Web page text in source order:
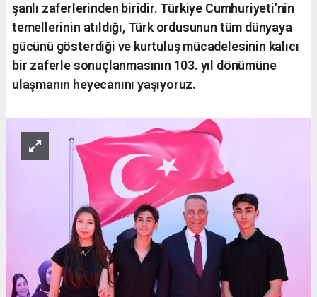
şanlı zaferlerinden biridir. Türkiye Cumhuriyeti’nin
temellerinin atıldığı, Türk ordusunun tüm dünyaya
gücünü gösterdiği ve kurtuluş mücadelesinin kalıcı
bir zaferle sonuçlanmasının 103. yıl dönümüne
ulaşmanın heyecanını yaşıyoruz.